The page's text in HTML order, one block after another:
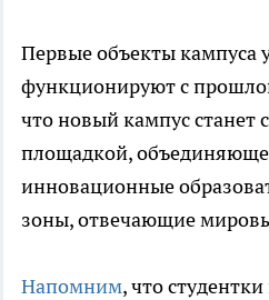
Первые объекты кампуса
функционируют с
что новый кампус станет
площадкой,
инновационные
зоны, отвечающие
Напомним, что